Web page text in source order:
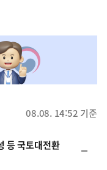
08.08. 14:52 기준
등 국토대전환